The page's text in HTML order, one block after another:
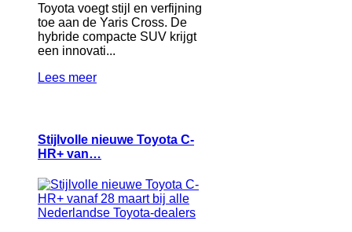
Toyota voegt stijl en verfijning
toe aan de Yaris Cross. De
hybride compacte SUV krijgt
een innovati...
Lees meer
Stijlvolle nieuwe Toyota C-
HR+ van…